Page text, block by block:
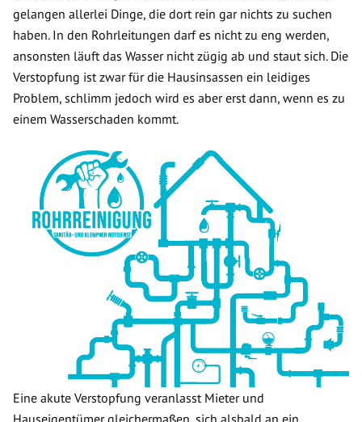
gelangen allerlei Dinge, die dort rein gar nichts zu suchen
haben. In den Rohrleitungen darf es nicht zu eng werden,
ansonsten läuft das Wasser nicht zügig ab und staut sich. Die
Verstopfung ist zwar für die Hausinsassen ein leidiges
Problem, schlimm jedoch wird es aber erst dann, wenn es zu
einem Wasserschaden kommt.
Eine akute Verstopfung veranlasst Mieter und